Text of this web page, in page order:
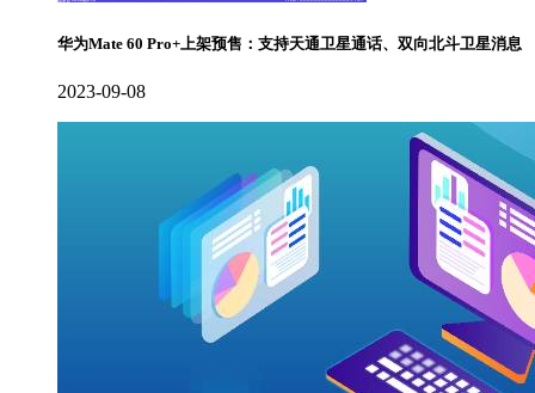
华为Mate 60 Pro+上架预售：支持天通卫星通话、双向北斗卫星消息
2023-09-08